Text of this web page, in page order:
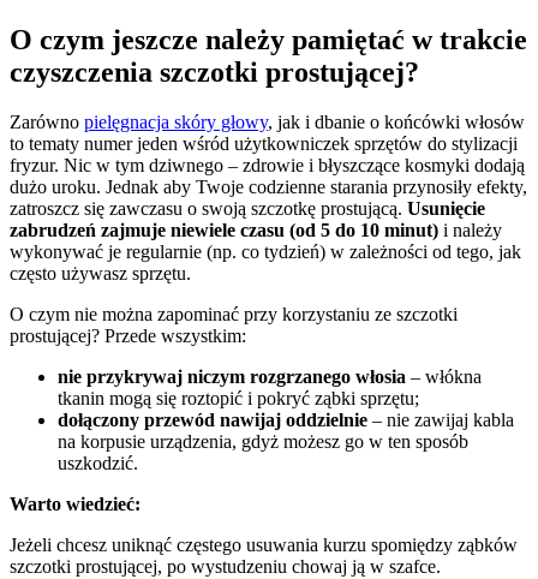
O czym jeszcze należy pamiętać w trakcie
czyszczenia szczotki prostującej?
Zarówno pielęgnacja skóry głowy, jak i dbanie o końcówki włosów
to tematy numer jeden wśród użytkowniczek sprzętów do stylizacji
fryzur. Nic w tym dziwnego – zdrowie i błyszczące kosmyki dodają
dużo uroku. Jednak aby Twoje codzienne starania przynosiły efekty,
zatroszcz się zawczasu o swoją szczotkę prostującą. Usunięcie
zabrudzeń zajmuje niewiele czasu (od 5 do 10 minut) i należy
wykonywać je regularnie (np. co tydzień) w zależności od tego, jak
często używasz sprzętu.
O czym nie można zapominać przy korzystaniu ze szczotki
prostującej? Przede wszystkim:
nie przykrywaj niczym rozgrzanego włosia – włókna
tkanin mogą się roztopić i pokryć ząbki sprzętu;
dołączony przewód nawijaj oddzielnie – nie zawijaj kabla
na korpusie urządzenia, gdyż możesz go w ten sposób
uszkodzić.
Warto wiedzieć:
Jeżeli chcesz uniknąć częstego usuwania kurzu spomiędzy ząbków
szczotki prostującej, po wystudzeniu chowaj ją w szafce.